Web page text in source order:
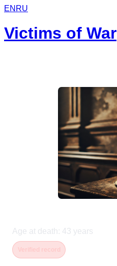
EN RU
Victims of War
Age at death : 43 years